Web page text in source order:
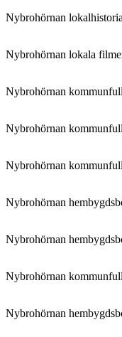
Nybrohörnan
Nybrohörnan lokala
Nybrohörnan
Nybrohörnan
Nybrohörnan
Nybrohörnan
Nybrohörnan
Nybrohörnan
Nybrohörnan